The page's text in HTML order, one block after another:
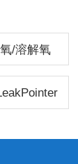
/溶解氧